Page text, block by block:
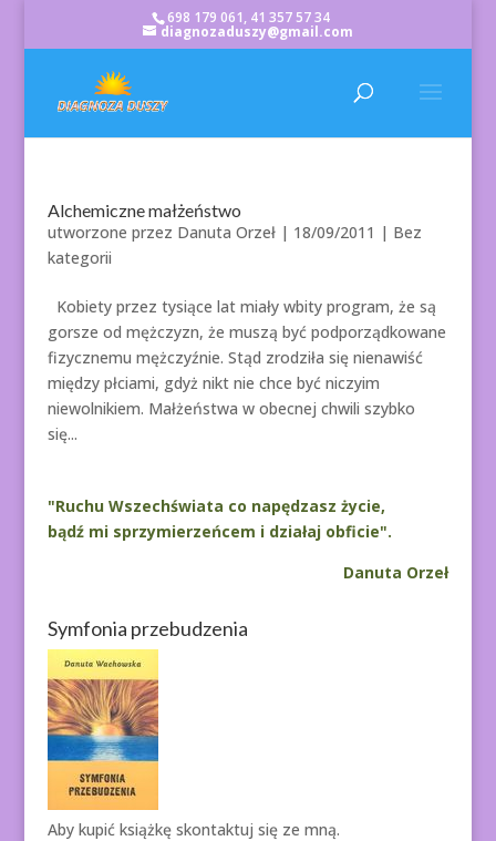
698 179 061, 41 357 57 34
diagnozaduszy@gmail.com
Alchemiczne małżeństwo
utworzone przez Danuta Orzeł| 18/09/2011 | Bez
kategorii
Kobiety przez tysiące lat miały wbity program, że są
gorsze od mężczyzn, że muszą być podporządkowane
fizycznemu mężczyźnie. Stąd zrodziła się nienawiść
między płciami, gdyż nikt nie chce być niczyim
niewolnikiem. Małżeństwa w obecnej chwili szybko
się...
"Ruchu Wszechświata co napędzasz życie,
bądź mi sprzymierzeńcem i działaj obficie".
Danuta Orzeł
Symfonia przebudzenia
Aby kupić książkę skontaktuj się ze mną.